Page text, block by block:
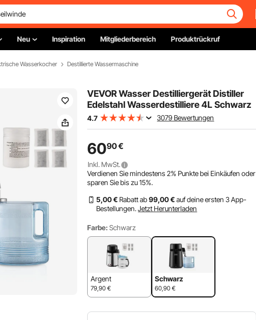
Neu Inspiration Mitgliederbereich Produktrückruf
Wasserkocher Destillierte Wassermaschine
VEVOR Wasser Destilliergerät Distiller
Edelstahl Wasserdestilliere 4L Schwarz
4.7 3079 Bewertungen
6090€
Inkl. MwSt.
Verdienen Sie mindestens2% Punkte bei Einkäufen oder
sparen Sie bis zu15%.
5,00 € Rabatt ab99,00 €auf deine ersten 3 App-
Bestellungen. Jetzt Herunterladen
Farbe: Schwarz
Argent
79,90 €
Schwarz
60,90 €